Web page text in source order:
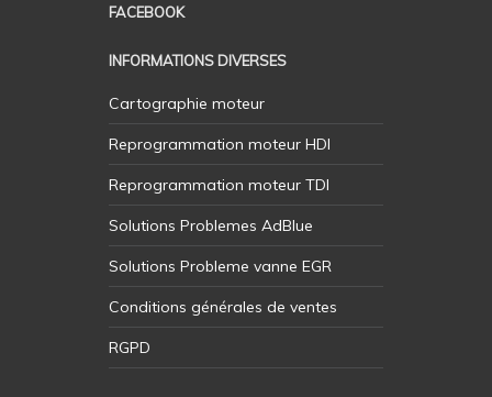
FACEBOOK
INFORMATIONS DIVERSES
Cartographie moteur
Reprogrammation moteur HDI
Reprogrammation moteur TDI
Solutions Problemes AdBlue
Solutions Probleme vanne EGR
Conditions générales de ventes
RGPD